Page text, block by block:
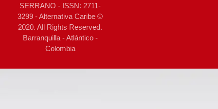
SERRANO - ISSN: 2711-
3299 - Alternativa Caribe ©
2020. All Rights Reserved.
Barranquilla - Atlántico -
Colombia